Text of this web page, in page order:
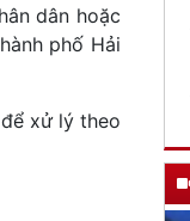
dân hoặc
phố Hải
xử lý theo